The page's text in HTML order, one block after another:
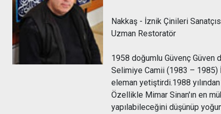
Nakkaş - İznik Çinileri
Uzman Restoratör
1958 doğumlu Güvenç Güven
Selimiye Camii (1983 – 1985)
eleman yetiştirdi.1988
Özellikle Mimar Sinan'ın en
yapılabileceğini düşünüp